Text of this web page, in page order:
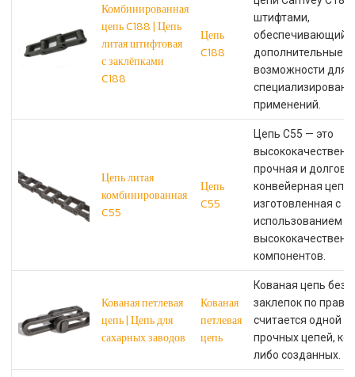
Комбинированная
цепь C188 | Цепь
литая штифтовая
с заклёпками
C188
Цепь
C188
штифтами,
обеспечивающий
дополнительные
возможности для
применений.
Цепь литая
комбинированная
C55
Цепь
C55
Цепь C55 — это
прочная и
конвейерная цепь,
изготовленная с
использованием
компонентов.
Кованая петлевая
цепь | Цепь для
сахарных заводов
Кованая
петлевая
цепь
Кованая цепь без
заклепок по праву
считается одной
прочных цепей,
либо созданных.